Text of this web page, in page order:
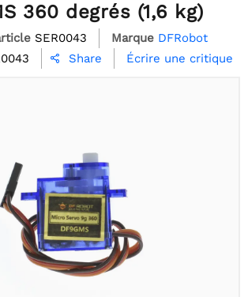
360 degrés (1,6 kg)
SER0043 Marque DFRobot
 Share Écrire une critique